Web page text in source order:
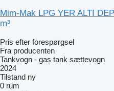
Mim-Mak LPG YER ALTI
m³
Pris efter forespørgsel
Fra producenten
Tankvogn - gas tank sættevogn
2024
Tilstand ny
0 rum